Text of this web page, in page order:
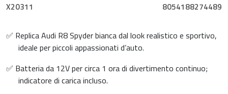
X20311
8054188274489
✅ Replica Audi R8 Spyder bianca dal look realistico e sportivo,
ideale per piccoli appassionati d’auto.
✅ Batteria da 12V per circa 1 ora di divertimento continuo;
indicatore di carica incluso.